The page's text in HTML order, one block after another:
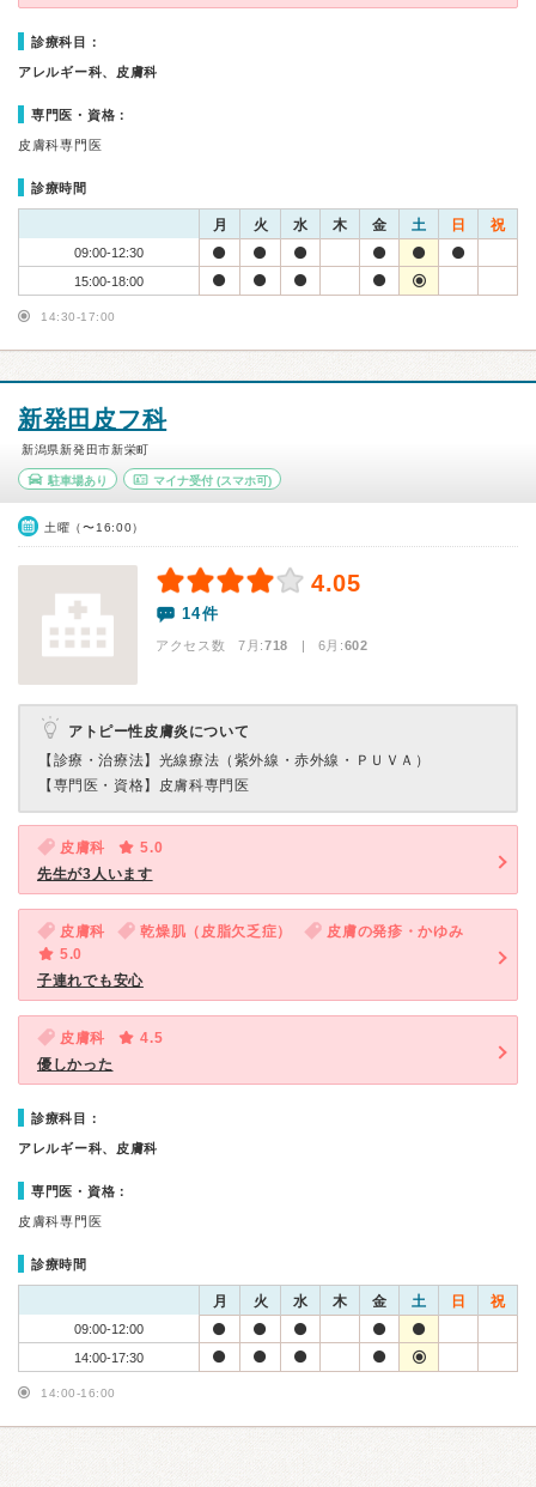
診療科目：
アレルギー科、皮膚科
専門医・資格：
皮膚科専門医
診療時間
月 火 水 木 金 土 日 祝
09:00-12:30
15:00-18:00
14:30-17:00
新発田皮フ科
新潟県新発田市新栄町
駐車場あり マイナ受付(スマホ可)
土曜（〜16:00）
4.05
14件
アクセス数 7月:718 | 6月:602
アトピー性皮膚炎について
【診療・治療法】 光線療法（紫外線・赤外線・ＰＵＶＡ）
【専門医・資格】 皮膚科専門医
皮膚科
5.0
先生が3人います
皮膚科 乾燥肌（皮脂欠乏症）
皮膚の発疹・かゆみ
5.0
子連れでも安心
皮膚科
4.5
優しかった
診療科目：
アレルギー科、皮膚科
専門医・資格：
皮膚科専門医
診療時間
月 火 水 木 金 土 日 祝
09:00-12:00
14:00-17:30
14:00-16:00